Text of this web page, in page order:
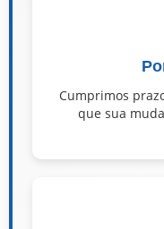
Cumprimos
que sua